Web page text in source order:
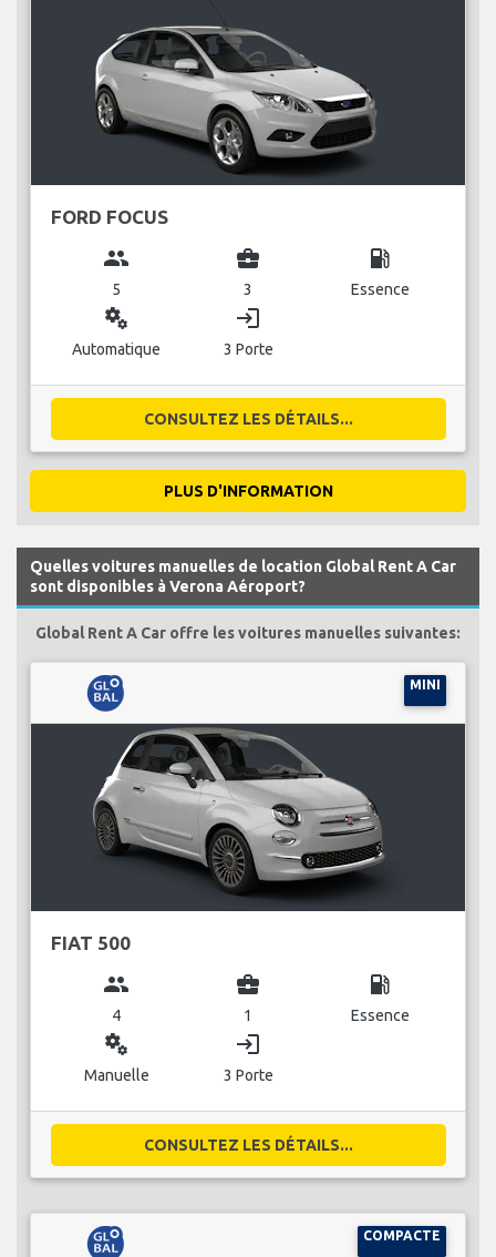
FORD FOCUS
group
5
business_center
3
local_gas_station
Essence
miscellaneous_services
Automatique
login
3 Porte
CONSULTEZ LES DÉTAILS...
PLUS D'INFORMATION
Quelles voitures manuelles de location Global Rent A Car
sont disponibles à Verona Aéroport?
Global Rent A Car offre les voitures manuelles suivantes:
MINI
FIAT 500
group
4
business_center
1
local_gas_station
Essence
miscellaneous_services
Manuelle
login
3 Porte
CONSULTEZ LES DÉTAILS...
COMPACTE